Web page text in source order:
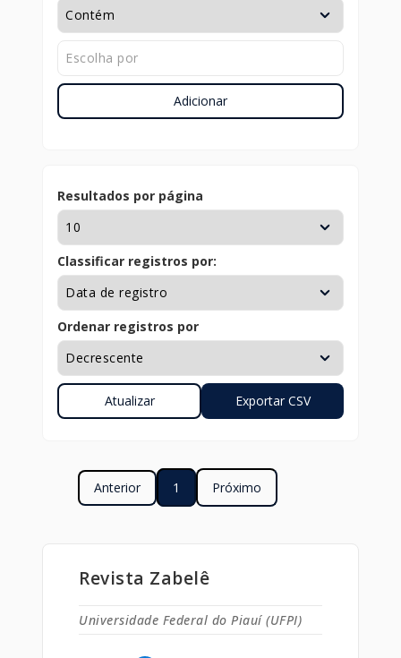
Adicionar
Resultados por página
Classificar registros por:
Ordenar registros por
Anterior 1 Próximo
Revista Zabelê
Universidade Federal do Piauí (UFPI)